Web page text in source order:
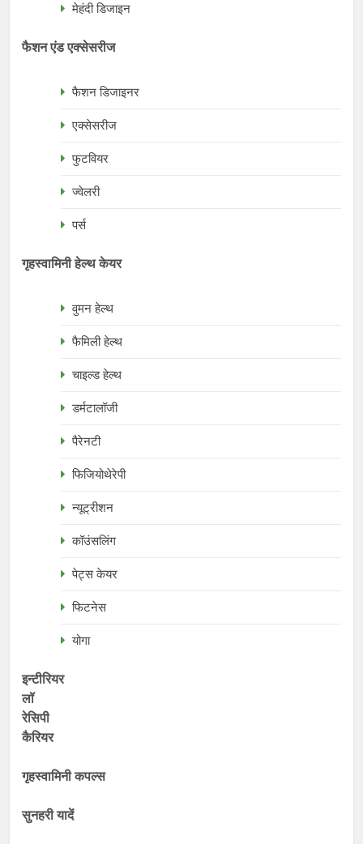
मेहंदी डिजाइन
फैशन एंड एक्सेसरीज
फैशन डिजाइनर
एक्सेसरीज
फुटवियर
ज्वेलरी
पर्स
गृहस्वामिनी हेल्थ केयर
वुमन हेल्थ
फैमिली हेल्थ
चाइल्ड हेल्थ
डर्मटालॉजी
पैरेनटी
फिजियोथेरेपी
न्यूट्रीशन
कॉउंसलिंग
पेट्स केयर
फिटनेस
योगा
इन्टीरियर
लॉ
रेसिपी
कैरियर
गृहस्वामिनी कपल्स
सुनहरी यादें